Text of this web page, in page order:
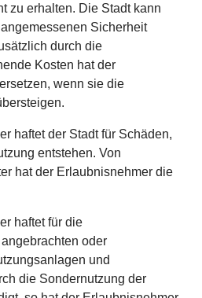
zu erhalten. Die Stadt kann
Sicherheit
durch die
Kosten hat der
wenn sie die
haftet der Stadt für Schäden,
entstehen. Von
hat der Erlaubnisnehmer die
haftet für die
oder
und
die Sondernutzung der